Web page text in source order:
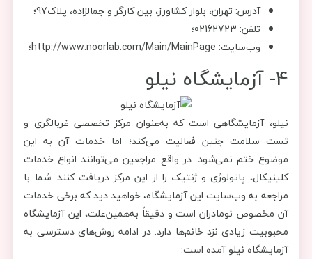
آدرس: تهران، بلوار کشاورز، بین کارگر و جمالزاده، پلاک97؛
تلفن: 02162723؛
وب‌سایت: http://www.noorlab.com/Main/MainPage؛
4- آزمایشگاه نیلو
نیلو، آزمایشگاهی است که به‌عنوان مرکز تخصصی غربالگری و
تست سلامت جنین فعالیت می‌کند؛ اما خدمات آن به این
موضوع ختم نمی‌شود. در واقع مراجعین می‌توانند انواع خدمات
کلینیکال، پاتولوژی و ژنتیک را از این مرکز دریافت کنند. شما با
مراجعه به وب‌سایت این آزمایشگاه، خواهید دید که برخی خدمات
آن مخصوص نومادران است و دقیقاً به‌همین‌علت، این آزمایشگاه
محبوبیت زیادی نزد خانم‌ها دارد. در ادامه روش‌های دسترسی به
آزمایشگاه نیلو آمده است: